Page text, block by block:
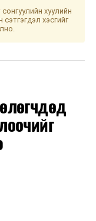
хуулийн
хэсгийг